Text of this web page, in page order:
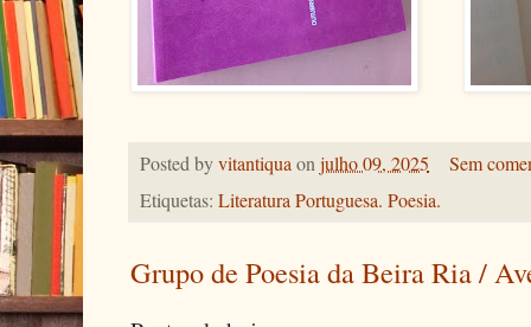
Posted byvitantiquaonjulho 09, 2025
Sem
Etiquetas: Literatura Portuguesa. Poesia.
Grupo de Poesia da Beira Ria /